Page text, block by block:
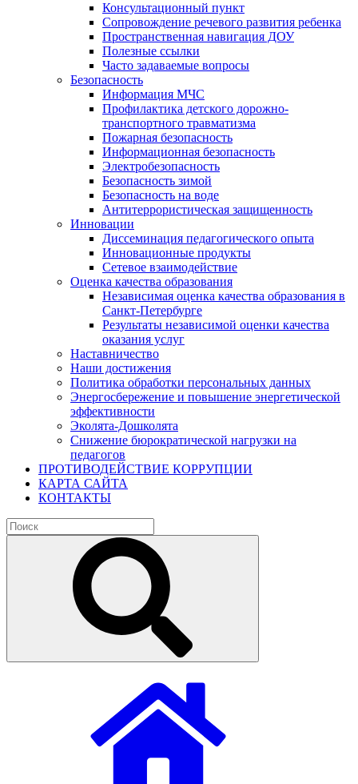
Консультационный пункт
Сопровождение речевого развития ребенка
Пространственная навигация ДОУ
Полезные ссылки
Часто задаваемые вопросы
Безопасность
Информация МЧС
Профилактика детского дорожно-
транспортного травматизма
Пожарная безопасность
Информационная безопасность
Электробезопасность
Безопасность зимой
Безопасность на воде
Антитеррористическая защищенность
Инновации
Диссеминация педагогического опыта
Инновационные продукты
Сетевое взаимодействие
Оценка качества образования
Независимая оценка качества образования в
Санкт-Петербурге
Результаты независимой оценки качества
оказания услуг
Наставничество
Наши достижения
Политика обработки персональных данных
Энергосбережение и повышение энергетической
эффективности
Эколята-Дошколята
Снижение бюрократической нагрузки на
педагогов
ПРОТИВОДЕЙСТВИЕ КОРРУПЦИИ
КАРТА САЙТА
КОНТАКТЫ